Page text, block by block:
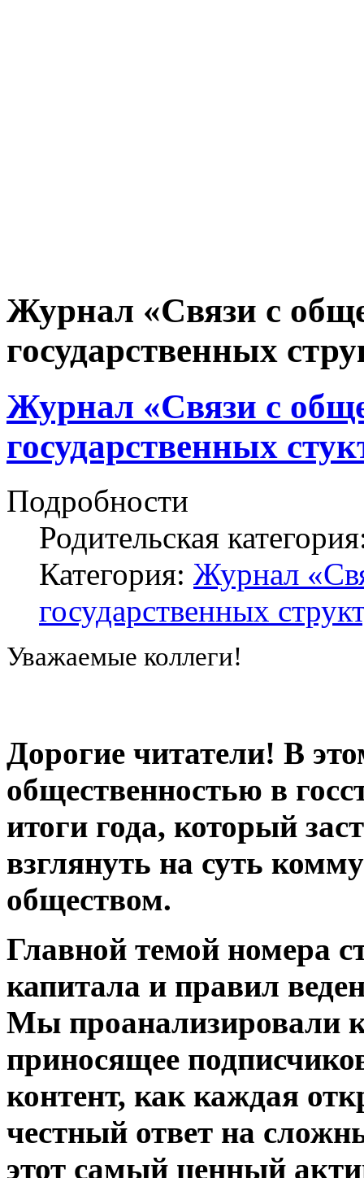
Журнал «Связи с
государственных
Журнал «Связи с
государственных
Подробности
Родительская
Категория: Журнал
государственных
Уважаемые коллеги!
Дорогие читатели! В
общественностью в
итоги года, который
взглянуть на суть
обществом.
Главной темой номера
капитала и правил
Мы проанализировали
приносящее
контент, как каждая
честный ответ на
этот самый ценный